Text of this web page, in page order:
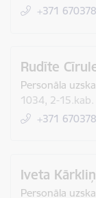
+371
Rudīte
Personāla
1034, 2-15.kab.
+371
Iveta
Personāla